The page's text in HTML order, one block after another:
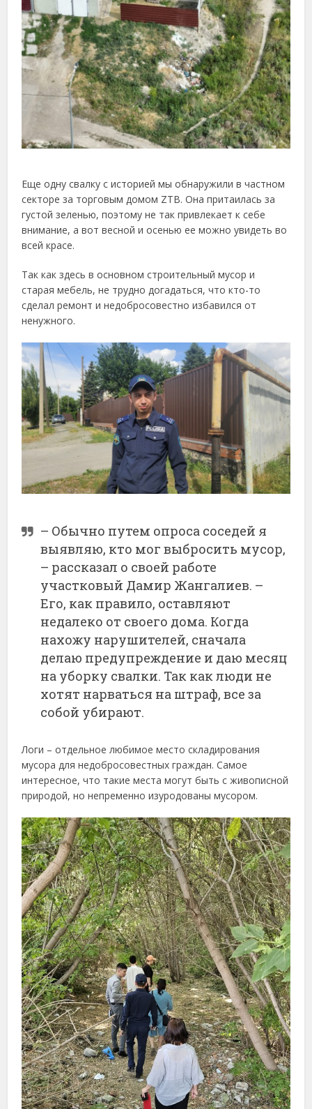
Еще одну свалку с историей мы обнаружили в частном
секторе за торговым домом ZTB. Она притаилась за
густой зеленью, поэтому не так привлекает к себе
внимание, а вот весной и осенью ее можно увидеть во
всей красе.
Так как здесь в основном строительный мусор и
старая мебель, не трудно догадаться, что кто-то
сделал ремонт и недобросовестно избавился от
ненужного.
– Обычно путем опроса соседей я
выявляю, кто мог выбросить мусор,
– рассказал о своей работе
участковый Дамир Жангалиев. –
Его, как правило, оставляют
недалеко от своего дома. Когда
нахожу нарушителей, сначала
делаю предупреждение и даю месяц
на уборку свалки. Так как люди не
хотят нарваться на штраф, все за
собой убирают.
Логи – отдельное любимое место складирования
мусора для недобросовестных граждан. Самое
интересное, что такие места могут быть с живописной
природой, но непременно изуродованы мусором.